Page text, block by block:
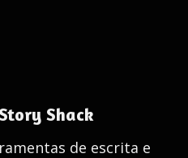
Shack
de escrita e